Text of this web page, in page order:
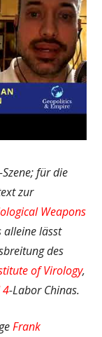
für die
zur
Weapons
alleine lässt
des
of Virology,
4-Labor Chinas.
Frank